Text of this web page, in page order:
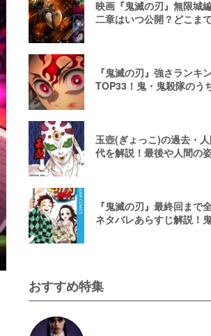
映画『鬼滅の刃』無限城
二章はいつ公開？どこま
『鬼滅の刃』強さランキ
TOP33！鬼・鬼殺隊のう
玉壺(ぎょっこ)の過去・
代を解説！最後や人間の
『鬼滅の刃』最終回まで
ネタバレあらすじ解説！
おすすめ特集